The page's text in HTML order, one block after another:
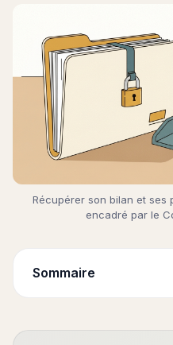
Récupérer son bilan et ses
encadré par le
Sommaire